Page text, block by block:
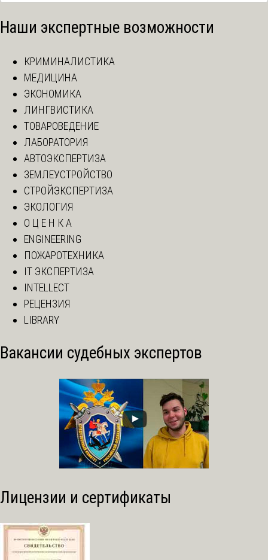
Наши экспертные возможности
КРИМИНАЛИСТИКА
МЕДИЦИНА
ЭКОНОМИКА
ЛИНГВИСТИКА
ТОВАРОВЕДЕНИЕ
ЛАБОРАТОРИЯ
АВТОЭКСПЕРТИЗА
ЗЕМЛЕУСТРОЙСТВО
СТРОЙЭКСПЕРТИЗА
ЭКОЛОГИЯ
О Ц Е Н К А
ENGINEERING
ПОЖАРОТЕХНИКА
IT ЭКСПЕРТИЗА
INTELLECT
РЕЦЕНЗИЯ
LIBRARY
Вакансии судебных экспертов
Лицензии и сертификаты